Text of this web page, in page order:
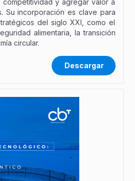
y agregar valor a
Su incorporación es clave para
del siglo XXI, como el
alimentaria, la transición
circular.
Descargar